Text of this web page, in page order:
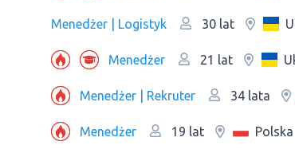
Menedżer | Logistyk 30 lat
Menedżer 21 lat
Menedżer | Rekruter 34 lata
Menedżer 19 lat Polska